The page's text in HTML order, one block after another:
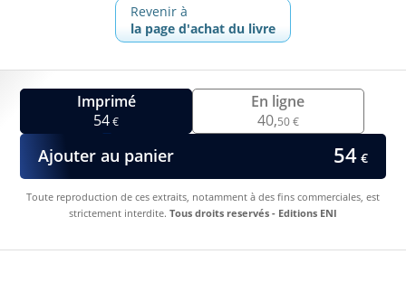
Revenir à
la page d'achat du livre
Imprimé
54€
En ligne
40,50 €
Ajouter au panier 54€
Toute reproduction de ces extraits, notamment à des fins commerciales, est
strictement interdite. Tous droits reservés - Editions ENI